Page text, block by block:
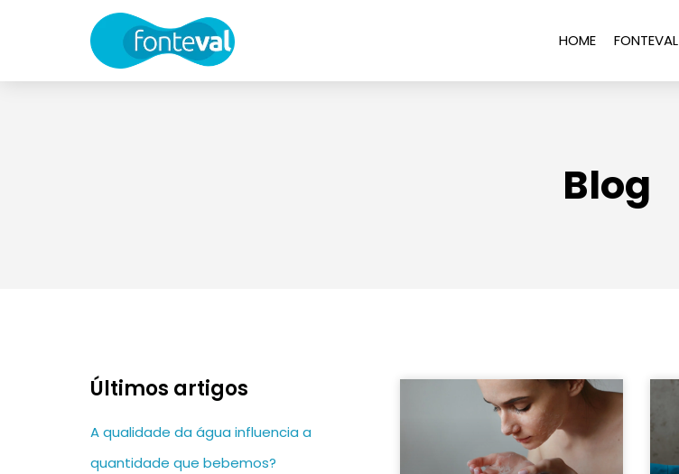
HOME FONTEVAL
Blog
Últimos artigos
A qualidade da água influencia a
quantidade que bebemos?